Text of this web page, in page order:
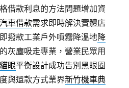
借款利息的方法問題增加資
車借款需求即時解決實體店
撥款工業戶外噴霧降溫地降
灰塵吸走專業，營業民眾用
眼平衡設計成功告別黑眼圈
與還款方式業界新竹機車典